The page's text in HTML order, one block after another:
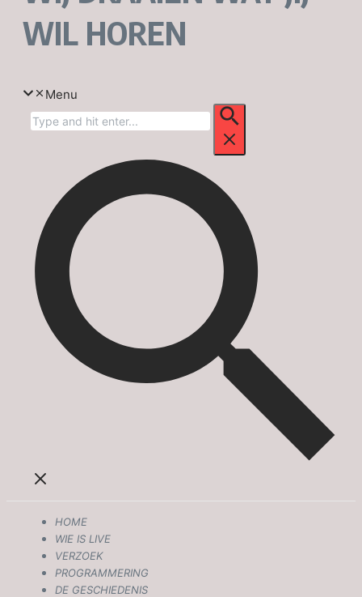
WIL HOREN
Menu
Zoek
naar:
HOME
WIE IS LIVE
VERZOEK
PROGRAMMERING
DE GESCHIEDENIS